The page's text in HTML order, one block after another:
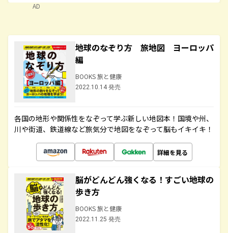
AD
地球のなぞり方 旅地図 ヨーロッパ
編
BOOKS 旅と健康
2022.10.14 発売
各国の地形や関係性をなぞって学ぶ新しい地図本！国境や州、
川や街道、鉄道線など旅気分で地図をなぞって脳もイキイキ！
詳細を見る
脳がどんどん強くなる！すごい地球の
歩き方
BOOKS 旅と健康
2022.11.25 発売